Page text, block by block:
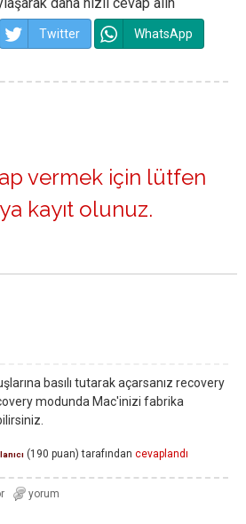
Twitter WhatsApp
vermek için lütfen
kayıt olunuz.
basılı tutarak açarsanız recovery
modunda Mac'inizi fabrika
(190 puan) tarafından cevaplandı